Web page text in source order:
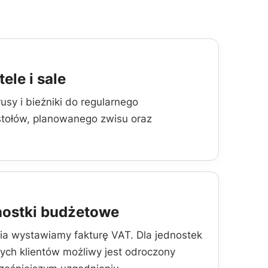
i sale
i bieżniki do regularnego
planowanego zwisu oraz
budżetowe
wystawiamy fakturę VAT. Dla jednostek
klientów możliwy jest odroczony